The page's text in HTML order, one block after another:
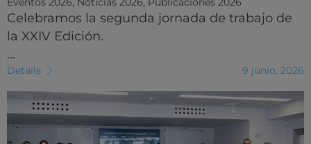
Celebramos la segunda jornada de trabajo de
la XXIV Edición.
…
Details 9 junio, 2026